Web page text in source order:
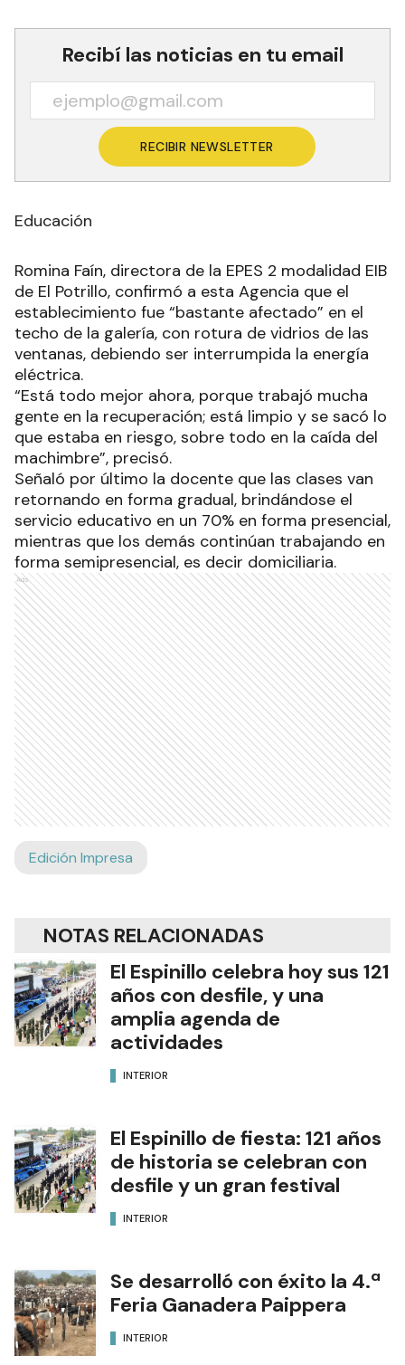
Recibí las noticias en tu email
RECIBIR NEWSLETTER
Educación
Romina Faín, directora de la EPES 2 modalidad EIB
de El Potrillo, confirmó a esta Agencia que el
establecimiento fue “bastante afectado” en el
techo de la galería, con rotura de vidrios de las
ventanas, debiendo ser interrumpida la energía
eléctrica.
“Está todo mejor ahora, porque trabajó mucha
gente en la recuperación; está limpio y se sacó lo
que estaba en riesgo, sobre todo en la caída del
machimbre”, precisó.
Señaló por último la docente que las clases van
retornando en forma gradual, brindándose el
servicio educativo en un 70% en forma presencial,
mientras que los demás continúan trabajando en
forma semipresencial, es decir domiciliaria.
Ads
Edición Impresa
NOTAS RELACIONADAS
El Espinillo celebra hoy sus 121
años con desfile, y una
amplia agenda de
actividades
INTERIOR
El Espinillo de fiesta: 121 años
de historia se celebran con
desfile y un gran festival
INTERIOR
Se desarrolló con éxito la 4.ª
Feria Ganadera Paippera
INTERIOR